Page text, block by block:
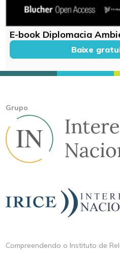
E-book Diplomacia
Baixe
Grupo
Compreendendo o Instituto de